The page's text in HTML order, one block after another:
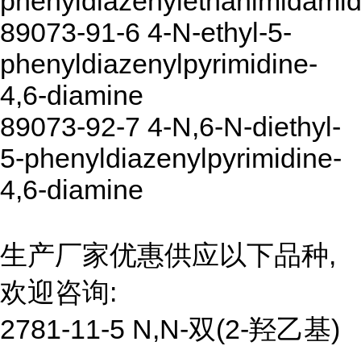
89073-91-6 4-N-ethyl-5-
phenyldiazenylpyrimidine-
4,6-diamine
89073-92-7 4-N,6-N-diethyl-
5-phenyldiazenylpyrimidine-
4,6-diamine
生产厂家优惠供应以下品种,
欢迎咨询:
2781-11-5 N,N-双(2-羟乙基)